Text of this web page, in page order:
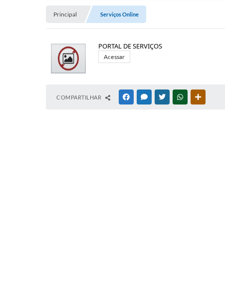
Principal Serviços Online
PORTAL DE SERVIÇOS
Acessar
COMPARTILHAR FACEBOOKMESSENGER
TWITTERWHATSAPP